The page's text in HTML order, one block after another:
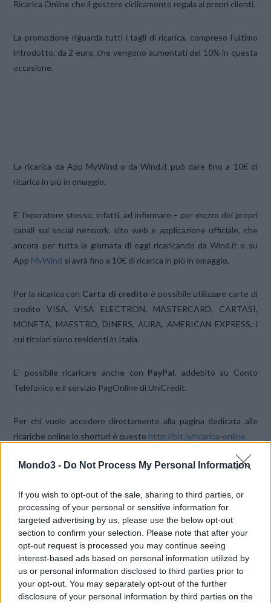
Mondo3 - Do Not Process My Personal Information
If you wish to opt-out of the sale, sharing to third parties, or
processing of your personal or sensitive information for
targeted advertising by us, please use the below opt-out
section to confirm your selection. Please note that after your
opt-out request is processed you may continue seeing
interest-based ads based on personal information utilized by
us or personal information disclosed to third parties prior to
your opt-out. You may separately opt-out of the further
disclosure of your personal information by third parties on the
Ricarica Online che il gestore ciclicamente regala ai propri clienti.
La promozione riguarda tutti i tagli di ricarica, compreso l’ultimo
introdotto, da 2 euro, che vengono aumentati del 10% in questa
occasione.
La ricarica da App MyWind o da Wind.it può dare fino a 10€ di
ricarica in più in omaggio.
E’ l’operatore stesso, infatti, ad informare – per mezzo dei propri
canali sui social network, sito web e applicazione ufficiale, che
ancora per tutta la giornata di oggi ricaricando da Wind.it o su
App MyWind si avrà fino a 10€ di ricarica in più in omaggio.
Per la ricarica con Carta di credito è possibile utilizzare carte di
credito VISA, VISA ELECTRON, MASTERCARD, CARTASÌ,
MONETA, MAESTRO, DINERS, AURA, AMERICAN EXPRESS, i
cui titolari siano residenti in Italia.
E’ possibile ricaricare anche con PayPal, addebito su Conto
Telefonico e il servizio PagOnline di UniCredit.
Per chi vuole accedere direttamente alla pagina dedicata alle
ricariche online lo shorturl è questo http://bit.ly/ricarica-online
CONDIVIDI QUESTO ARTICOLO:
E-mail LinkedIn Facebook
X Mastodon Telegram
WhatsApp Stampa Altro